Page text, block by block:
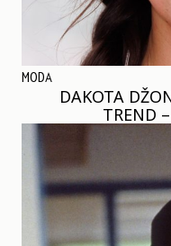
MODA
DAKOTA
TREND